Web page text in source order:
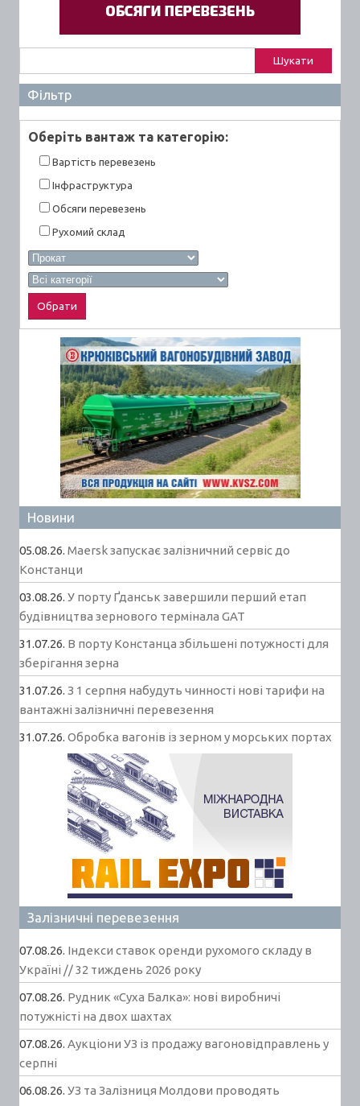
Фільтр
Оберiть вантаж та категорiю:
Вартiсть перевезень
Інфраструктура
Обсяги перевезень
Рухомий склад
Новини
05.08.26. Maersk запускає залізничний сервіс до
Констанци
03.08.26. У порту Ґданськ завершили перший етап
будівництва зернового термінала GAT
31.07.26. В порту Констанца збільшені потужності для
зберігання зерна
31.07.26. З 1 серпня набудуть чинності нові тарифи на
вантажні залізничні перевезення
31.07.26. Обробка вагонів із зерном у морських портах
Залізничні перевезення
07.08.26. Індекси ставок оренди рухомого складу в
Україні // 32 тиждень 2026 року
07.08.26. Рудник «Суха Балка»: нові виробничі
потужністі на двох шахтах
07.08.26. Аукціони УЗ із продажу вагоновідправлень у
серпні
06.08.26. УЗ та Залізниця Молдови проводять